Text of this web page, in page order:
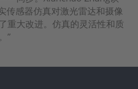
传感器仿真对激光雷达和摄像
重大改进。仿真的灵活性和质
”